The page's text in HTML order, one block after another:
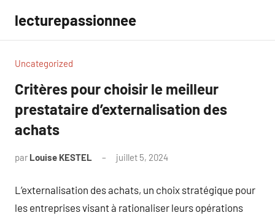
contenu
lecturepassionnee
Uncategorized
Critères pour choisir le meilleur
prestataire d’externalisation des
achats
par Louise KESTEL juillet 5, 2024
L’externalisation des achats, un choix stratégique pour
les entreprises visant à rationaliser leurs opérations